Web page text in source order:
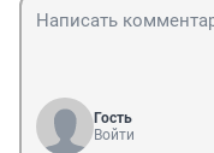
Гость
Войти